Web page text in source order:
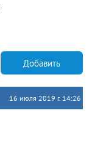
Добавить
16 июля 2019 г. 14:26